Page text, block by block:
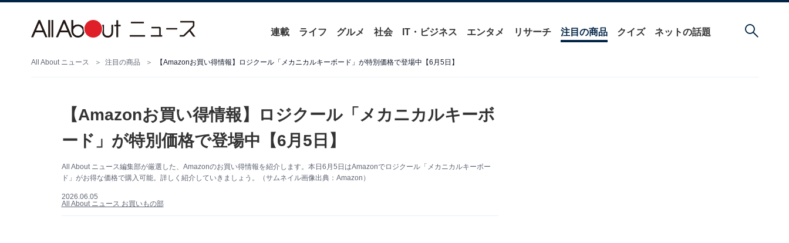
連載 ライフ グルメ 社会 IT・ビジネス エンタメ リサーチ 注目の商品 クイズ ネットの話題
All About ニュース 注目の商品 【Amazonお買い得情報】ロジクール「メカニカルキーボード」が特別価格で登場中【6月5日】
【Amazonお買い得情報】ロジクール「メカニカルキーボ
ード」が特別価格で登場中【6月5日】
All About ニュース編集部が厳選した、Amazonのお買い得情報を紹介します。本日6月5日はAmazonでロジクール「メカニカルキーボー
ド」がお得な価格で購入可能。詳しく紹介していきましょう。（サムネイル画像出典：Amazon）
2026.06.05
All About ニュース お買いもの部